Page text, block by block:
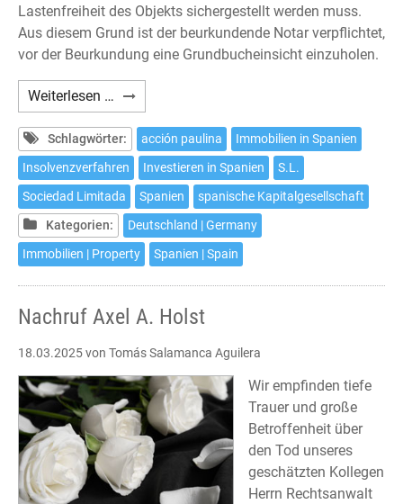
Lastenfreiheit des Objekts sichergestellt werden muss.
Aus diesem Grund ist der beurkundende Notar verpflichtet,
vor der Beurkundung eine Grundbucheinsicht einzuholen.
Weiterlesen … Erwerb
einer
Immobilie
von
einer
spanischen
Kapitalgesellschaft
Schlagwörter: acción paulina
Immobilien in Spanien
Insolvenzverfahren
Investieren in Spanien
S.L.
Sociedad Limitada
Spanien
spanische Kapitalgesellschaft
Kategorien:
Deutschland | Germany
Immobilien | Property
Spanien | Spain
Nachruf Axel A. Holst
18.03.2025von Tomás Salamanca Aguilera
Wir empfinden tiefe
Trauer und große
Betroffenheit über
den Tod unseres
geschätzten Kollegen
Herrn Rechtsanwalt